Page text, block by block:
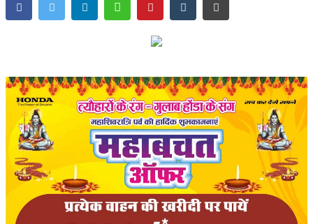
बस्तर संभाग
खेल
राज्य
व्यापार
संपादकीय